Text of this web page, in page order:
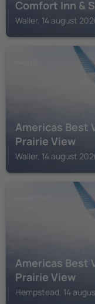
Comfort Inn &
Waller, 14 august
Americas Best
Prairie View
Waller, 14 august
Americas Best
Prairie View
Hempstead, 14